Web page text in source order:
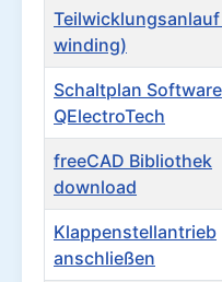
winding)
Schaltplan Software
QElectroTech
freeCAD Bibliothek
download
Klappenstellantrieb
anschließen